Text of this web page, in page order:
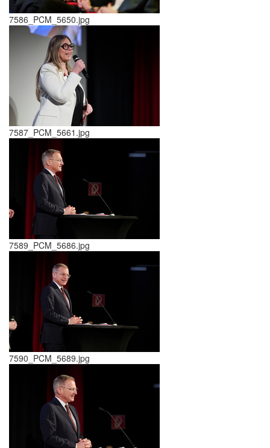
7586_PCM_5650.jpg
7587_PCM_5661.jpg
7589_PCM_5686.jpg
7590_PCM_5689.jpg